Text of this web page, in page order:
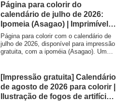
Página para colorir do
calendário de julho de 2026:
Ipomeia (Asagao) | Imprimível
gratuito sobre a cultura
japonesa
Página para colorir com o calendário de
julho de 2026, disponível para impressão
gratuita, com a ipoméia (Asagao). Um
enquanto se diverte a colorir. Ideal para
crianças, estudantes de línguas e idosos.
[Impressão gratuita] Calendário
de agosto de 2026 para colorir |
Ilustração de fogos de artifício